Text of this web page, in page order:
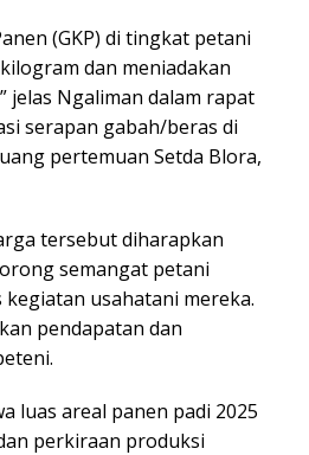
(GKP) di tingkat petani
dan meniadakan
jelas Ngaliman dalam rapat
serapan gabah/beras di
pertemuan Setda Blora,
tersebut diharapkan
semangat petani
usahatani mereka.
pendapatan dan
luas areal panen padi 2025
perkiraan produksi